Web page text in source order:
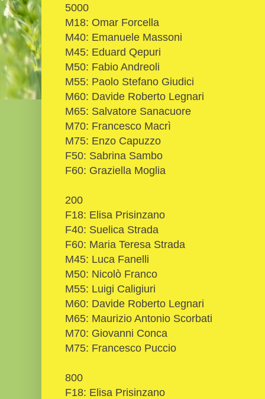
5000
M18: Omar Forcella
M40: Emanuele Massoni
M45: Eduard Qepuri
M50: Fabio Andreoli
M55: Paolo Stefano Giudici
M60: Davide Roberto Legnari
M65: Salvatore Sanacuore
M70: Francesco Macrì
M75: Enzo Capuzzo
F50: Sabrina Sambo
F60: Graziella Moglia
200
F18: Elisa Prisinzano
F40: Suelica Strada
F60: Maria Teresa Strada
M45: Luca Fanelli
M50: Nicolò Franco
M55: Luigi Caligiuri
M60: Davide Roberto Legnari
M65: Maurizio Antonio Scorbati
M70: Giovanni Conca
M75: Francesco Puccio
800
F18: Elisa Prisinzano